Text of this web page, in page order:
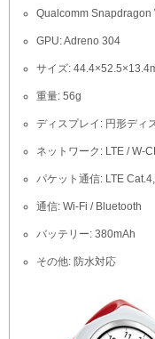
Qualcomm
GPU: Adreno 304
サイズ:
重量: 56g
ディスプレイ: 円形ディ
ネットワーク: LTE / W-
パケット通信: LTE
通信: Wi-Fi / Bluetooth
バッテリー: 380mAh
その他: 防水対応